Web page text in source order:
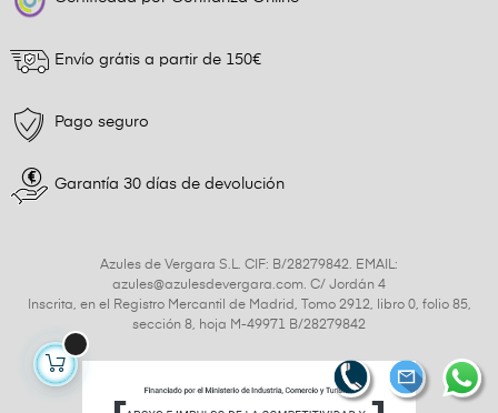
Envío grátis a partir de 150€
Pago seguro
Garantía 30 días de devolución
Azules de Vergara S.L. CIF: B/28279842. EMAIL:
azules@azulesdevergara.com. C/ Jordán 4
Inscrita, en el Registro Mercantil de Madrid, Tomo 2912, libro 0, folio 85,
sección 8, hoja M-49971 B/28279842